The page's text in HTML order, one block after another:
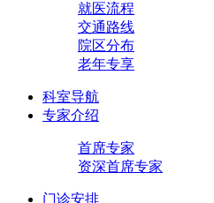
就医流程
交通路线
院区分布
老年专享
科室导航
专家介绍
首席专家
资深首席专家
门诊安排